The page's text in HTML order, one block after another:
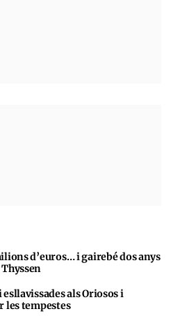
d’euros… i gairebé dos anys
als Oriosos i
les tempestes